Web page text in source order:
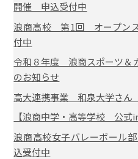
開催 申込受付中
浪商高校 第1回 オープン
付中
令和８年度 浪商スポーツ＆
のお知らせ
高大連携事業 和泉大学さ
【浪商中学・高等学校 公式
浪商高校女子バレーボー
込受付中